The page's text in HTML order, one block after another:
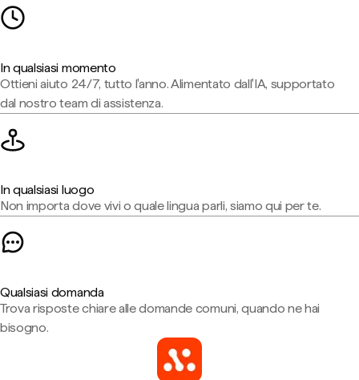
In qualsiasi momento
Ottieni aiuto 24/7, tutto l'anno. Alimentato dall'IA, supportato
dal nostro team di assistenza.
In qualsiasi luogo
Non importa dove vivi o quale lingua parli, siamo qui per te.
Qualsiasi domanda
Trova risposte chiare alle domande comuni, quando ne hai
bisogno.